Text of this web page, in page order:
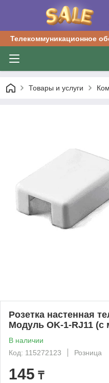
Телекоммуникационное
Товары и услуги
Розетка настенная
Модуль OK-1-RJ11 (с
В наличии
Код: 115272123
Розница
145 ₸